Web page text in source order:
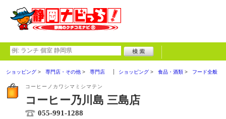
ショッピング 専門店・その他 専門店 ショッピング 食品・酒類 フード全般
コーヒーノカワシマミシマテン
コーヒー乃川島 三島店
055-991-1288